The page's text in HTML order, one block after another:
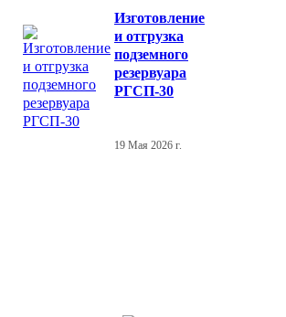
Изготовление
и отгрузка
подземного
резервуара
РГСП-30
19 Мая 2026 г.